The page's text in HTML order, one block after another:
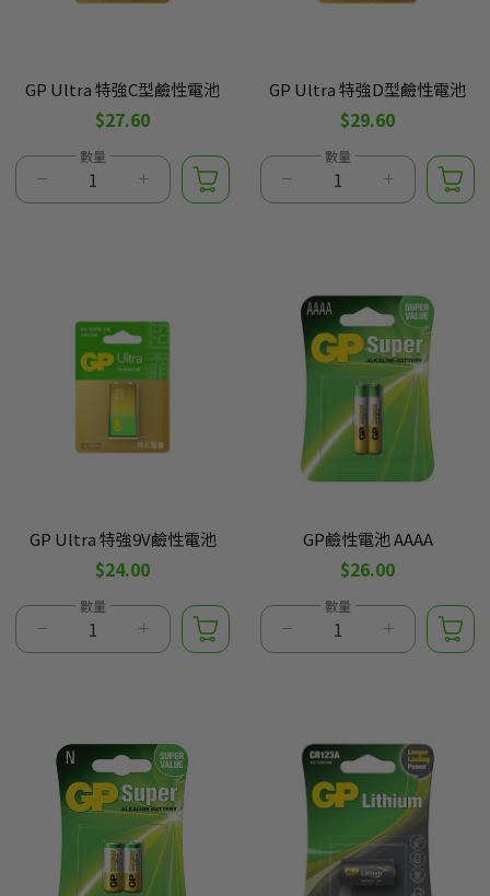
GP Ultra 特強C型鹼性電池
$27.60
數量
GP Ultra 特強D型鹼性電池
$29.60
數量
GP Ultra 特強9V鹼性電池
$24.00
數量
GP鹼性電池 AAAA
$26.00
數量